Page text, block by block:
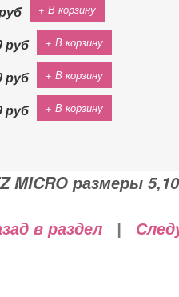
+ В корзину
руб + В корзину
руб + В корзину
руб + В корзину
MICRO размеры
в раздел|